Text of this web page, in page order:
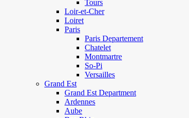
Tours
Loir-et-Cher
Loiret
Paris
Paris Departement
Chatelet
Montmartre
So-Pi
Versailles
Grand Est
Grand Est Department
Ardennes
Aube